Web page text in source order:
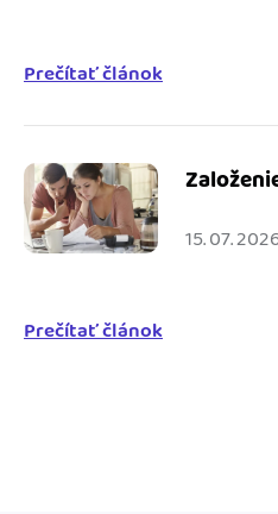
Prečítať článok
15. 07.
Prečítať článok